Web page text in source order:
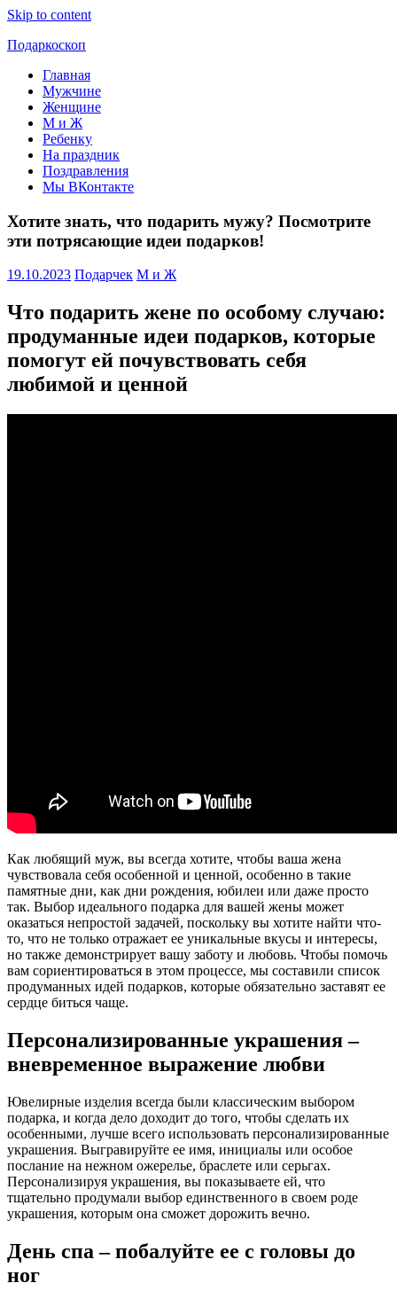
Skip to content
Подаркоскоп
Поможем
выбрать
подарить
Главная
Мужчине
Женщине
М и Ж
Ребенку
На праздник
Поздравления
Мы ВКонтакте
Хотите знать, что подарить мужу? Посмотрите
эти потрясающие идеи подарков!
19.10.2023 Подарчек М и Ж
Что подарить жене по особому случаю:
продуманные идеи подарков, которые
помогут ей почувствовать себя
любимой и ценной
Как любящий муж, вы всегда хотите, чтобы ваша жена
чувствовала себя особенной и ценной, особенно в такие
памятные дни, как дни рождения, юбилеи или даже просто
так. Выбор идеального подарка для вашей жены может
оказаться непростой задачей, поскольку вы хотите найти что-
то, что не только отражает ее уникальные вкусы и интересы,
но также демонстрирует вашу заботу и любовь. Чтобы помочь
вам сориентироваться в этом процессе, мы составили список
продуманных идей подарков, которые обязательно заставят ее
сердце биться чаще.
Персонализированные украшения –
вневременное выражение любви
Ювелирные изделия всегда были классическим выбором
подарка, и когда дело доходит до того, чтобы сделать их
особенными, лучше всего использовать персонализированные
украшения. Выгравируйте ее имя, инициалы или особое
послание на нежном ожерелье, браслете или серьгах.
Персонализируя украшения, вы показываете ей, что
тщательно продумали выбор единственного в своем роде
украшения, которым она сможет дорожить вечно.
День спа – побалуйте ее с головы до
ног